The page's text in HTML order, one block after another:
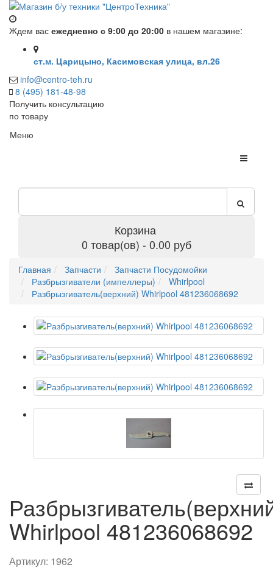
Ждем вас ежедневно с 9:00 до 20:00 в нашем магазине:
ст.м. Царицыно, Касимовская улица, вл.26
info@centro-teh.ru
8 (495) 181-48-98
Получить консультацию
по товару
Меню
Корзина
0 товар(ов) - 0.00 руб
Главная Запчасти
Запчасти Посудомойки
Разбрызгиватели (импеллеры)
Whirlpool
Разбрызгиватель(верхний) Whirlpool 481236068692
Whirlpool 481236068692
Артикул: 1962